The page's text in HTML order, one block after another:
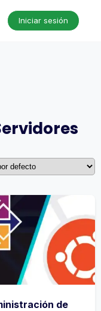
Iniciar sesión
de